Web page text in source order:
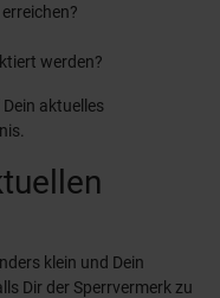
werden?
aktuelles
klein und Dein
Dir der Sperrvermerk zu